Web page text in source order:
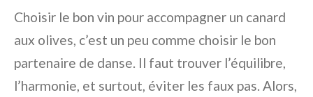
Choisir le bon vin pour accompagner un canard
aux olives, c’est un peu comme choisir le bon
partenaire de danse. Il faut trouver l’équilibre,
l’harmonie, et surtout, éviter les faux pas. Alors,